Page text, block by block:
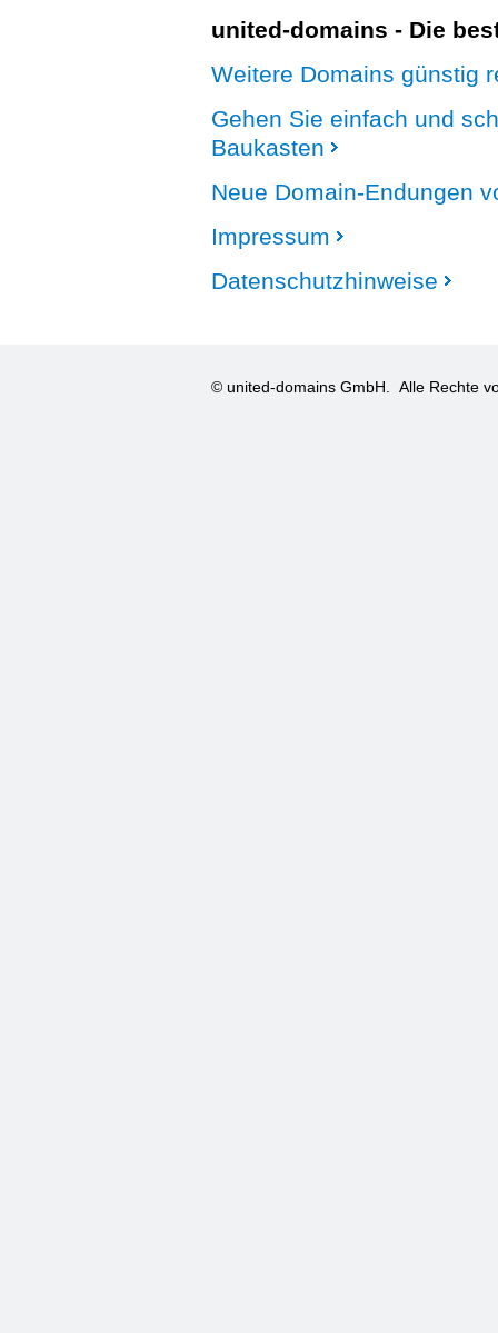
united-domains - Die
Weitere Domains günstig
Gehen Sie einfach und
Baukasten
Neue Domain-Endungen
Impressum
Datenschutzhinweise
© united-domains GmbH. Alle Rechte